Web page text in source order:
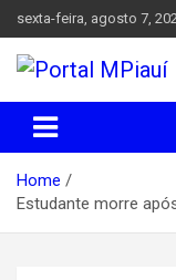
to
content
sexta-feira, agosto 7,
Portal
Parnaíba
Home
Estudante morre